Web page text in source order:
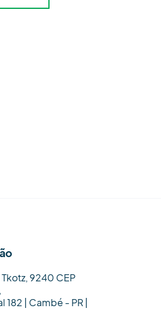
Tkotz, 9240 CEP
182 | Cambé - PR |